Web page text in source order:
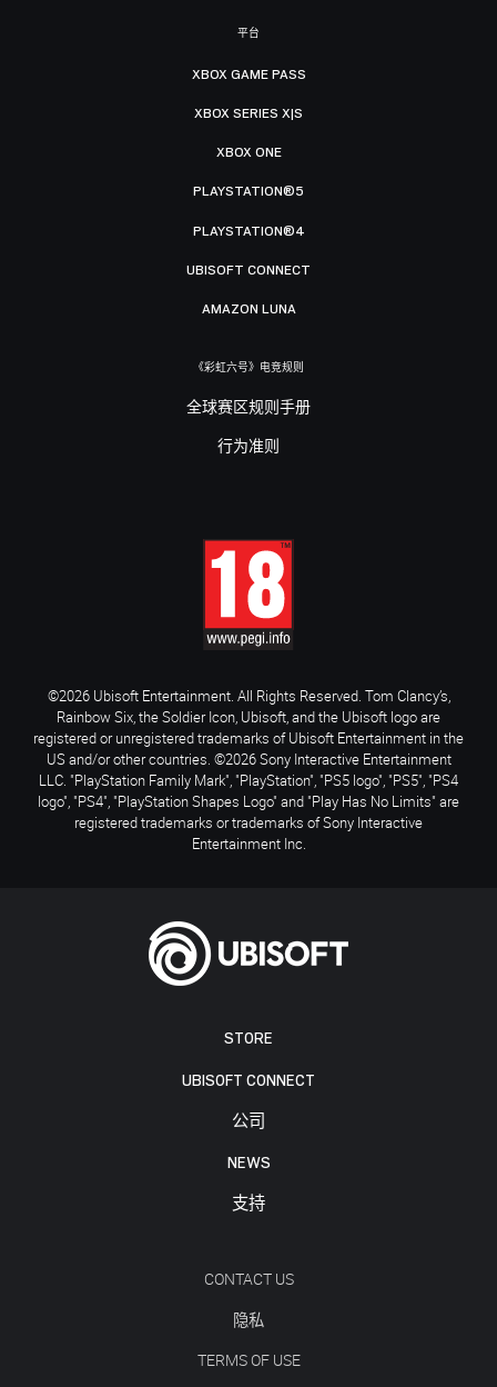
STORE
UBISOFT CONNECT
公司
NEWS
支持
CONTACT US
隐私
TERMS OF USE
平台
XBOX GAME PASS
XBOX SERIES X|S
XBOX ONE
PLAYSTATION®5
PLAYSTATION®4
UBISOFT CONNECT
AMAZON LUNA
《彩虹六号》电竞规则
全球赛区规则手册
行为准则
©2026 Ubisoft Entertainment. All Rights Reserved. Tom Clancy’s,
Rainbow Six, the Soldier Icon, Ubisoft, and the Ubisoft logo are
registered or unregistered trademarks of Ubisoft Entertainment in the
US and/or other countries. ©2026 Sony Interactive Entertainment
LLC. "PlayStation Family Mark", "PlayStation", "PS5 logo", "PS5", "PS4
logo", "PS4", "PlayStation Shapes Logo" and "Play Has No Limits" are
registered trademarks or trademarks of Sony Interactive
Entertainment Inc.